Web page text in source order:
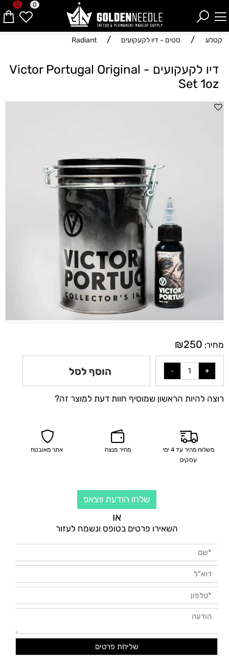
0 0
קטלוג / סטים - דיו לקעקועים /
Radiant
דיו לקעקועים - Victor Portugal Original
Set 1oz
מחיר: ₪250
הוסף לסל
רוצה להיות הראשון שמוסיף חוות דעת למוצר זה?
משלוח מהיר עד 4 ימי
עסקים
מחיר מנצח אתר מאובטח
שלחו הודעת ווצאפ
או
השאירו פרטים בטופס ונשמח לעזור